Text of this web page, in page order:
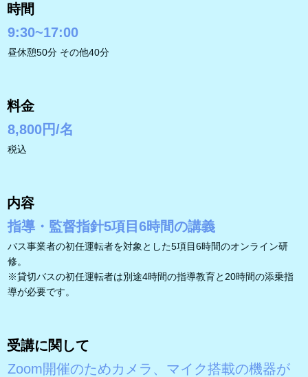
時間
9:30~17:00
昼休憩50分 その他40分
料金
8,800円/名
税込
内容
指導・監督指針5項目6時間の講義
バス事業者の初任運転者を対象とした5項目6時間のオンライン研
修。
※貸切バスの初任運転者は別途4時間の指導教育と20時間の添乗指
導が必要です。
受講に関して
Zoom開催のためカメラ、マイク搭載の機器が